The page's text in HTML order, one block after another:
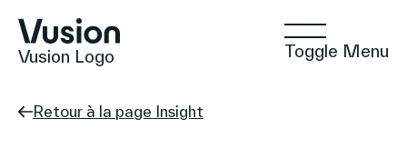
Vusion Logo Toggle Menu
Retour à la page Insight